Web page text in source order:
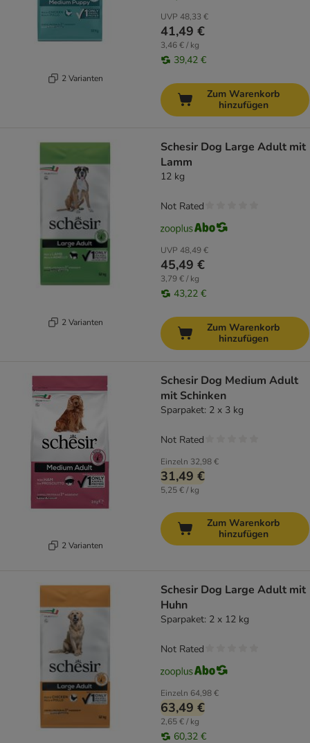
2 Varianten
UVP 48,33 €
41,49 €
3,46 € / kg
39,42 €
Zum Warenkorb
hinzufügen
2 Varianten
Schesir Dog Large Adult mit
Lamm
12 kg
UVP 48,49 €
45,49 €
3,79 € / kg
43,22 €
Not Rated
Zum Warenkorb
hinzufügen
2 Varianten
Schesir Dog Medium Adult
mit Schinken
Sparpaket: 2 x 3 kg
Einzeln 32,98 €
31,49 €
5,25 € / kg
Not Rated
Zum Warenkorb
hinzufügen
Schesir Dog Large Adult mit
Huhn
Sparpaket: 2 x 12 kg
Einzeln 64,98 €
63,49 €
2,65 € / kg
60,32 €
Not Rated